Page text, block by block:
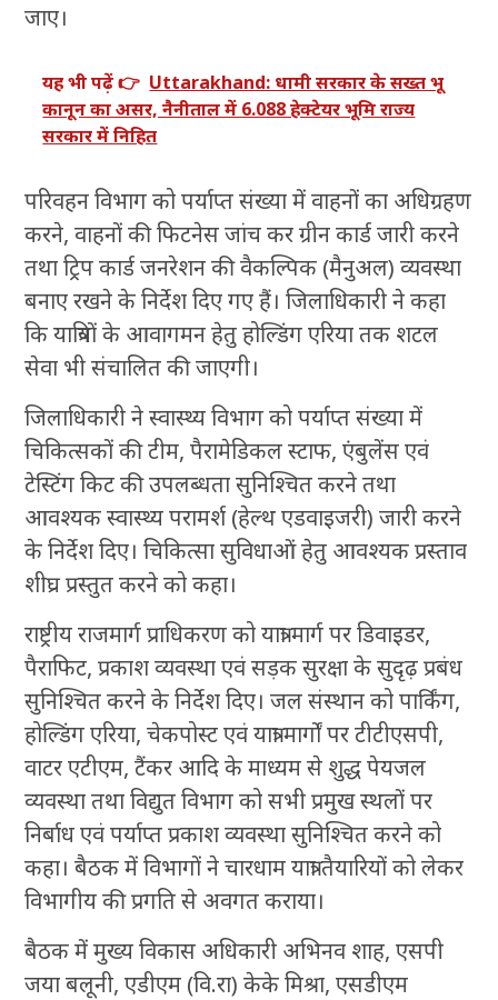
जाए।
यह भी पढ़ें 👉 Uttarakhand: धामी सरकार के सख्त भू
कानून का असर, नैनीताल में 6.088 हेक्टेयर भूमि राज्य
सरकार में निहित
परिवहन विभाग को पर्याप्त संख्या में वाहनों का अधिग्रहण
करने, वाहनों की फिटनेस जांच कर ग्रीन कार्ड जारी करने
तथा ट्रिप कार्ड जनरेशन की वैकल्पिक (मैनुअल) व्यवस्था
बनाए रखने के निर्देश दिए गए हैं। जिलाधिकारी ने कहा
कि यात्रियों के आवागमन हेतु होल्डिंग एरिया तक शटल
सेवा भी संचालित की जाएगी।
जिलाधिकारी ने स्वास्थ्य विभाग को पर्याप्त संख्या में
चिकित्सकों की टीम, पैरामेडिकल स्टाफ, एंबुलेंस एवं
टेस्टिंग किट की उपलब्धता सुनिश्चित करने तथा
आवश्यक स्वास्थ्य परामर्श (हेल्थ एडवाइजरी) जारी करने
के निर्देश दिए। चिकित्सा सुविधाओं हेतु आवश्यक प्रस्ताव
शीघ्र प्रस्तुत करने को कहा।
राष्ट्रीय राजमार्ग प्राधिकरण को यात्रा मार्ग पर डिवाइडर,
पैराफिट, प्रकाश व्यवस्था एवं सड़क सुरक्षा के सुदृढ़ प्रबंध
सुनिश्चित करने के निर्देश दिए। जल संस्थान को पार्किंग,
होल्डिंग एरिया, चेकपोस्ट एवं यात्रा मार्गों पर टीटीएसपी,
वाटर एटीएम, टैंकर आदि के माध्यम से शुद्ध पेयजल
व्यवस्था तथा विद्युत विभाग को सभी प्रमुख स्थलों पर
निर्बाध एवं पर्याप्त प्रकाश व्यवस्था सुनिश्चित करने को
कहा। बैठक में विभागों ने चारधाम यात्रा तैयारियों को लेकर
विभागीय की प्रगति से अवगत कराया।
बैठक में मुख्य विकास अधिकारी अभिनव शाह, एसपी
जया बलूनी, एडीएम (वि.रा) केके मिश्रा, एसडीएम